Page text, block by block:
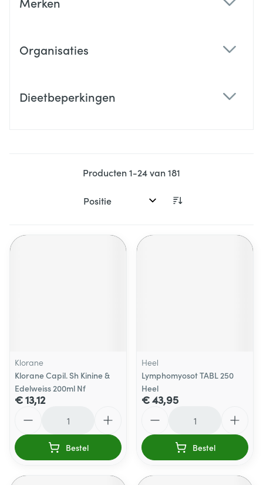
Organisaties
Dieetbeperkingen
Producten1-24van181
Sorteer op:
Klorane
Klorane Capil. Sh Kinine &
Edelweiss 200ml Nf
€ 13,12
Bestel
Heel
Lymphomyosot TABL 250
Heel
€ 43,95
Bestel